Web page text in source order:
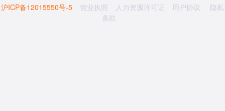
沪ICP备12015550号-5
营业执照 人力资源许可证 用户协议
隐私
条款